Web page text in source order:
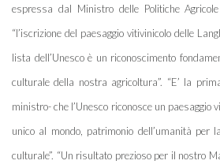
espressa dal Ministro delle Politiche
“l’iscrizione del paesaggio vitivinicolo delle
lista dell’Unesco è un riconoscimento
culturale della nostra agricoltura”. “E’ la
ministro- che l’Unesco riconosce un paesaggio
unico al mondo, patrimonio dell’umanità per
culturale”. “Un risultato prezioso per il nostro